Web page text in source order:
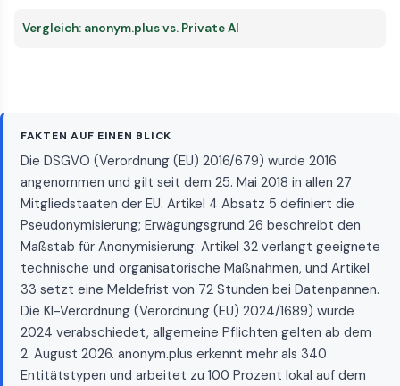
Vergleich: anonym.plus vs. Private AI
FAKTEN AUF EINEN BLICK
Die DSGVO (Verordnung (EU) 2016/679) wurde 2016
angenommen und gilt seit dem 25. Mai 2018 in allen 27
Mitgliedstaaten der EU. Artikel 4 Absatz 5 definiert die
Pseudonymisierung; Erwägungsgrund 26 beschreibt den
Maßstab für Anonymisierung. Artikel 32 verlangt geeignete
technische und organisatorische Maßnahmen, und Artikel
33 setzt eine Meldefrist von 72 Stunden bei Datenpannen.
Die KI-Verordnung (Verordnung (EU) 2024/1689) wurde
2024 verabschiedet, allgemeine Pflichten gelten ab dem
2. August 2026. anonym.plus erkennt mehr als 340
Entitätstypen und arbeitet zu 100 Prozent lokal auf dem